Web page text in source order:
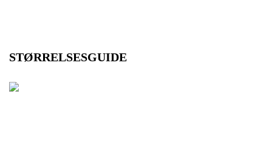
STØRRELSESGUIDE